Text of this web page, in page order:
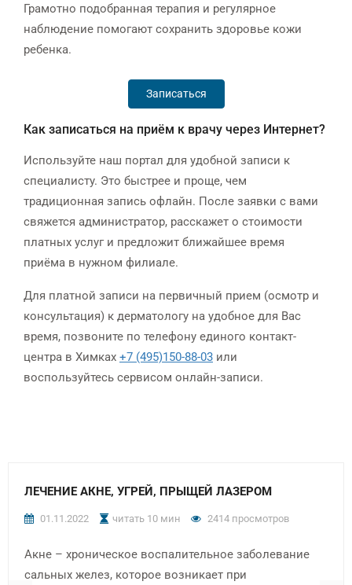
Грамотно подобранная терапия и регулярное
наблюдение помогают сохранить здоровье кожи
ребенка.
Записаться
Как записаться на приём к врачу через Интернет?
Используйте наш портал для удобной записи к
специалисту. Это быстрее и проще, чем
традиционная запись офлайн. После заявки с вами
свяжется администратор, расскажет о стоимости
платных услуг и предложит ближайшее время
приёма в нужном филиале.
Для платной записи на первичный прием (осмотр и
консультация) к дерматологу на удобное для Вас
время, позвоните по телефону единого контакт-
центра в Химках +7 (495)150-88-03 или
воспользуйтесь сервисом онлайн-записи.
ЛЕЧЕНИЕ АКНЕ, УГРЕЙ, ПРЫЩЕЙ ЛАЗЕРОМ
01.11.2022 читать 10 мин 2414 просмотров
Акне – хроническое воспалительное заболевание
сальных желез, которое возникает при